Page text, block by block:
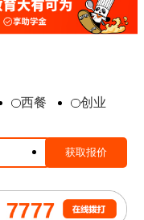
西餐 创业
在线报名
在线报名